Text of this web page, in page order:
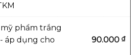
phẩm trắng
áp dụng cho
90.000 ₫